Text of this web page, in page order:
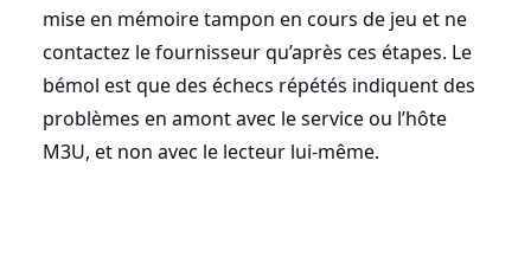
mise en mémoire tampon en cours de jeu et ne
contactez le fournisseur qu’après ces étapes. Le
bémol est que des échecs répétés indiquent des
problèmes en amont avec le service ou l’hôte
M3U, et non avec le lecteur lui-même.